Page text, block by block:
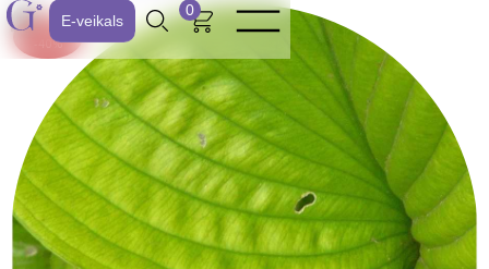
E-veikals
0
ATLAIDE:
-40%